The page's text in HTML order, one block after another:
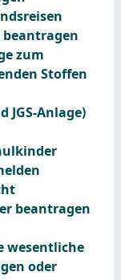
zum
Stoffen
JGS-Anlage)
beantragen
wesentliche
oder